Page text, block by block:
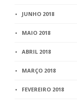
JUNHO 2018
MAIO 2018
ABRIL 2018
MARÇO 2018
FEVEREIRO 2018